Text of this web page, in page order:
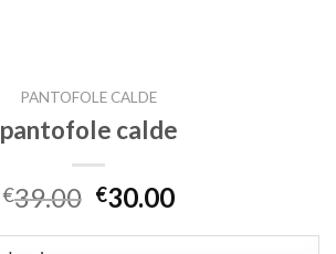
PANTOFOLE CALDE
pantofole calde
€39.00 €30.00